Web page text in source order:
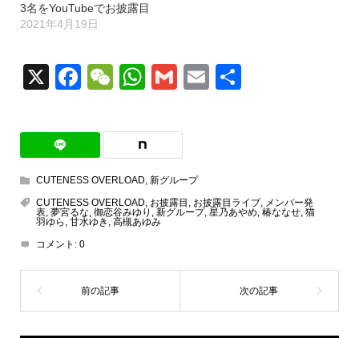
3名をYouTubeでお披露目
2021年4月19日
X Facebook
WeChat
WhatsApp
GmailEmail
CUTENESS OVERLOAD, 新グループ
CUTENESS OVERLOAD, お披露目 , お披露目ライブ, メンバー発
表, 夢宮るな, 御恋谷みゆり , 新グループ, 星乃あやめ, 椿ななせ, 猫
羽ゆら , 甘水ゆき , 高槻あゆみ
コメント: 0